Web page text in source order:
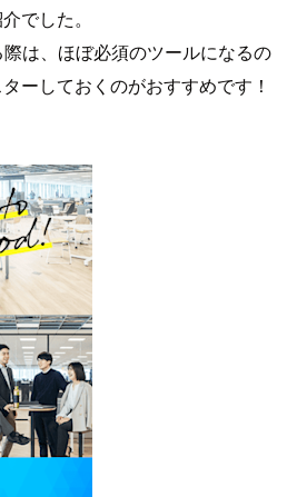
でした。
は、ほぼ必須のツールになるの
ーしておくのがおすすめです！